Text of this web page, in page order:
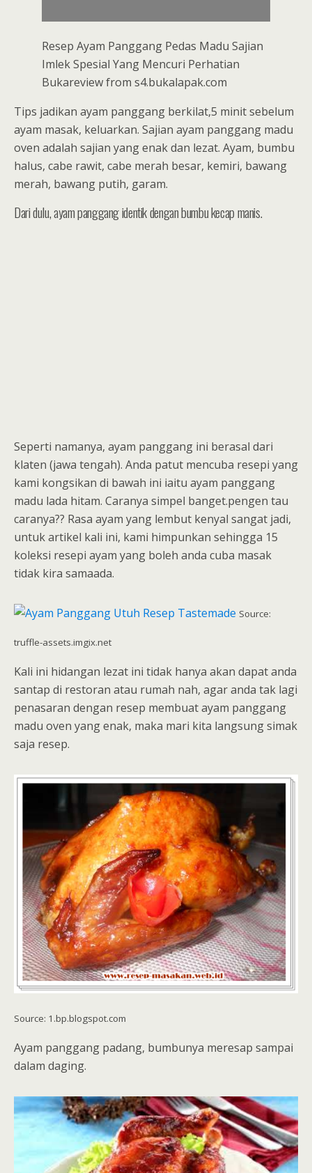
Resep Ayam Panggang Pedas Madu Sajian
Imlek Spesial Yang Mencuri Perhatian
Bukareview from s4.bukalapak.com
Tips jadikan ayam panggang berkilat,5 minit sebelum
ayam masak, keluarkan. Sajian ayam panggang madu
oven adalah sajian yang enak dan lezat. Ayam, bumbu
halus, cabe rawit, cabe merah besar, kemiri, bawang
merah, bawang putih, garam.
Dari dulu, ayam panggang identik dengan bumbu kecap manis.
Seperti namanya, ayam panggang ini berasal dari
klaten (jawa tengah). Anda patut mencuba resepi yang
kami kongsikan di bawah ini iaitu ayam panggang
madu lada hitam. Caranya simpel banget.pengen tau
caranya?? Rasa ayam yang lembut kenyal sangat jadi,
untuk artikel kali ini, kami himpunkan sehingga 15
koleksi resepi ayam yang boleh anda cuba masak
tidak kira samaada.
Source:
truffle-assets.imgix.net
Kali ini hidangan lezat ini tidak hanya akan dapat anda
santap di restoran atau rumah nah, agar anda tak lagi
penasaran dengan resep membuat ayam panggang
madu oven yang enak, maka mari kita langsung simak
saja resep.
Source: 1.bp.blogspot.com
Ayam panggang padang, bumbunya meresap sampai
dalam daging.